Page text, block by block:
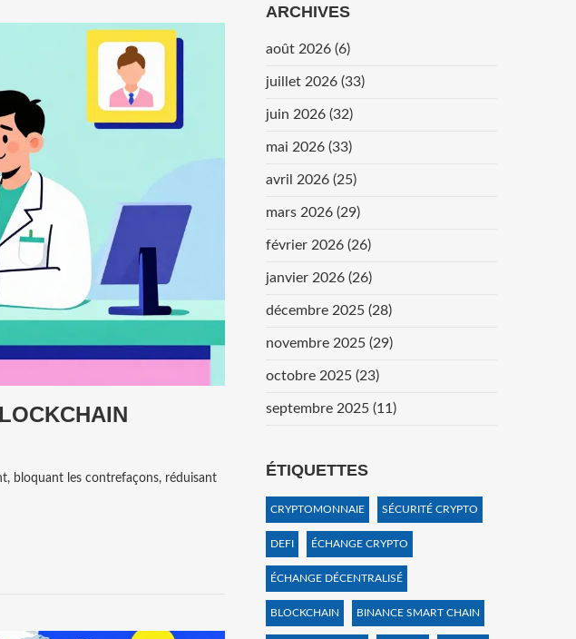
bloquant les contrefaçons, réduisant
ARCHIVES
août 2026 (6)
juillet 2026 (33)
juin 2026 (32)
mai 2026 (33)
avril 2026 (25)
mars 2026 (29)
février 2026 (26)
janvier 2026 (26)
décembre 2025 (28)
novembre 2025 (29)
octobre 2025 (23)
septembre 2025 (11)
ÉTIQUETTES
CRYPTOMONNAIE SÉCURITÉ CRYPTO
DEFI ÉCHANGE CRYPTO
ÉCHANGE DÉCENTRALISÉ
BLOCKCHAIN BINANCE SMART CHAIN